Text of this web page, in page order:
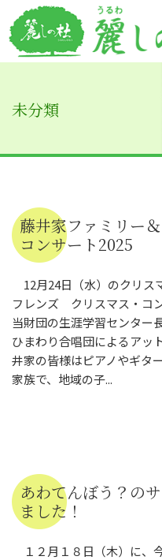
未分類
藤井家ファミリー
コンサート2025
12月24日（水）のクリス
フレンズ クリスマス・コ
当財団の生涯学習センター
ひまわり合唱団によるアッ
井家の皆様はピアノやギタ
家族で、地域の子...
あわてんぼう？の
ました！
１２月１８日（木）に、